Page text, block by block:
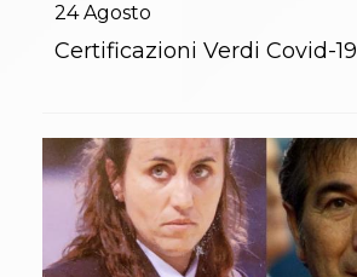
24 Agosto
Certificazioni Verdi Covid-19